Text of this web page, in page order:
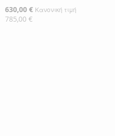
Ειδική
Τιμή
630,00 € Κανονική τιμή
785,00 €